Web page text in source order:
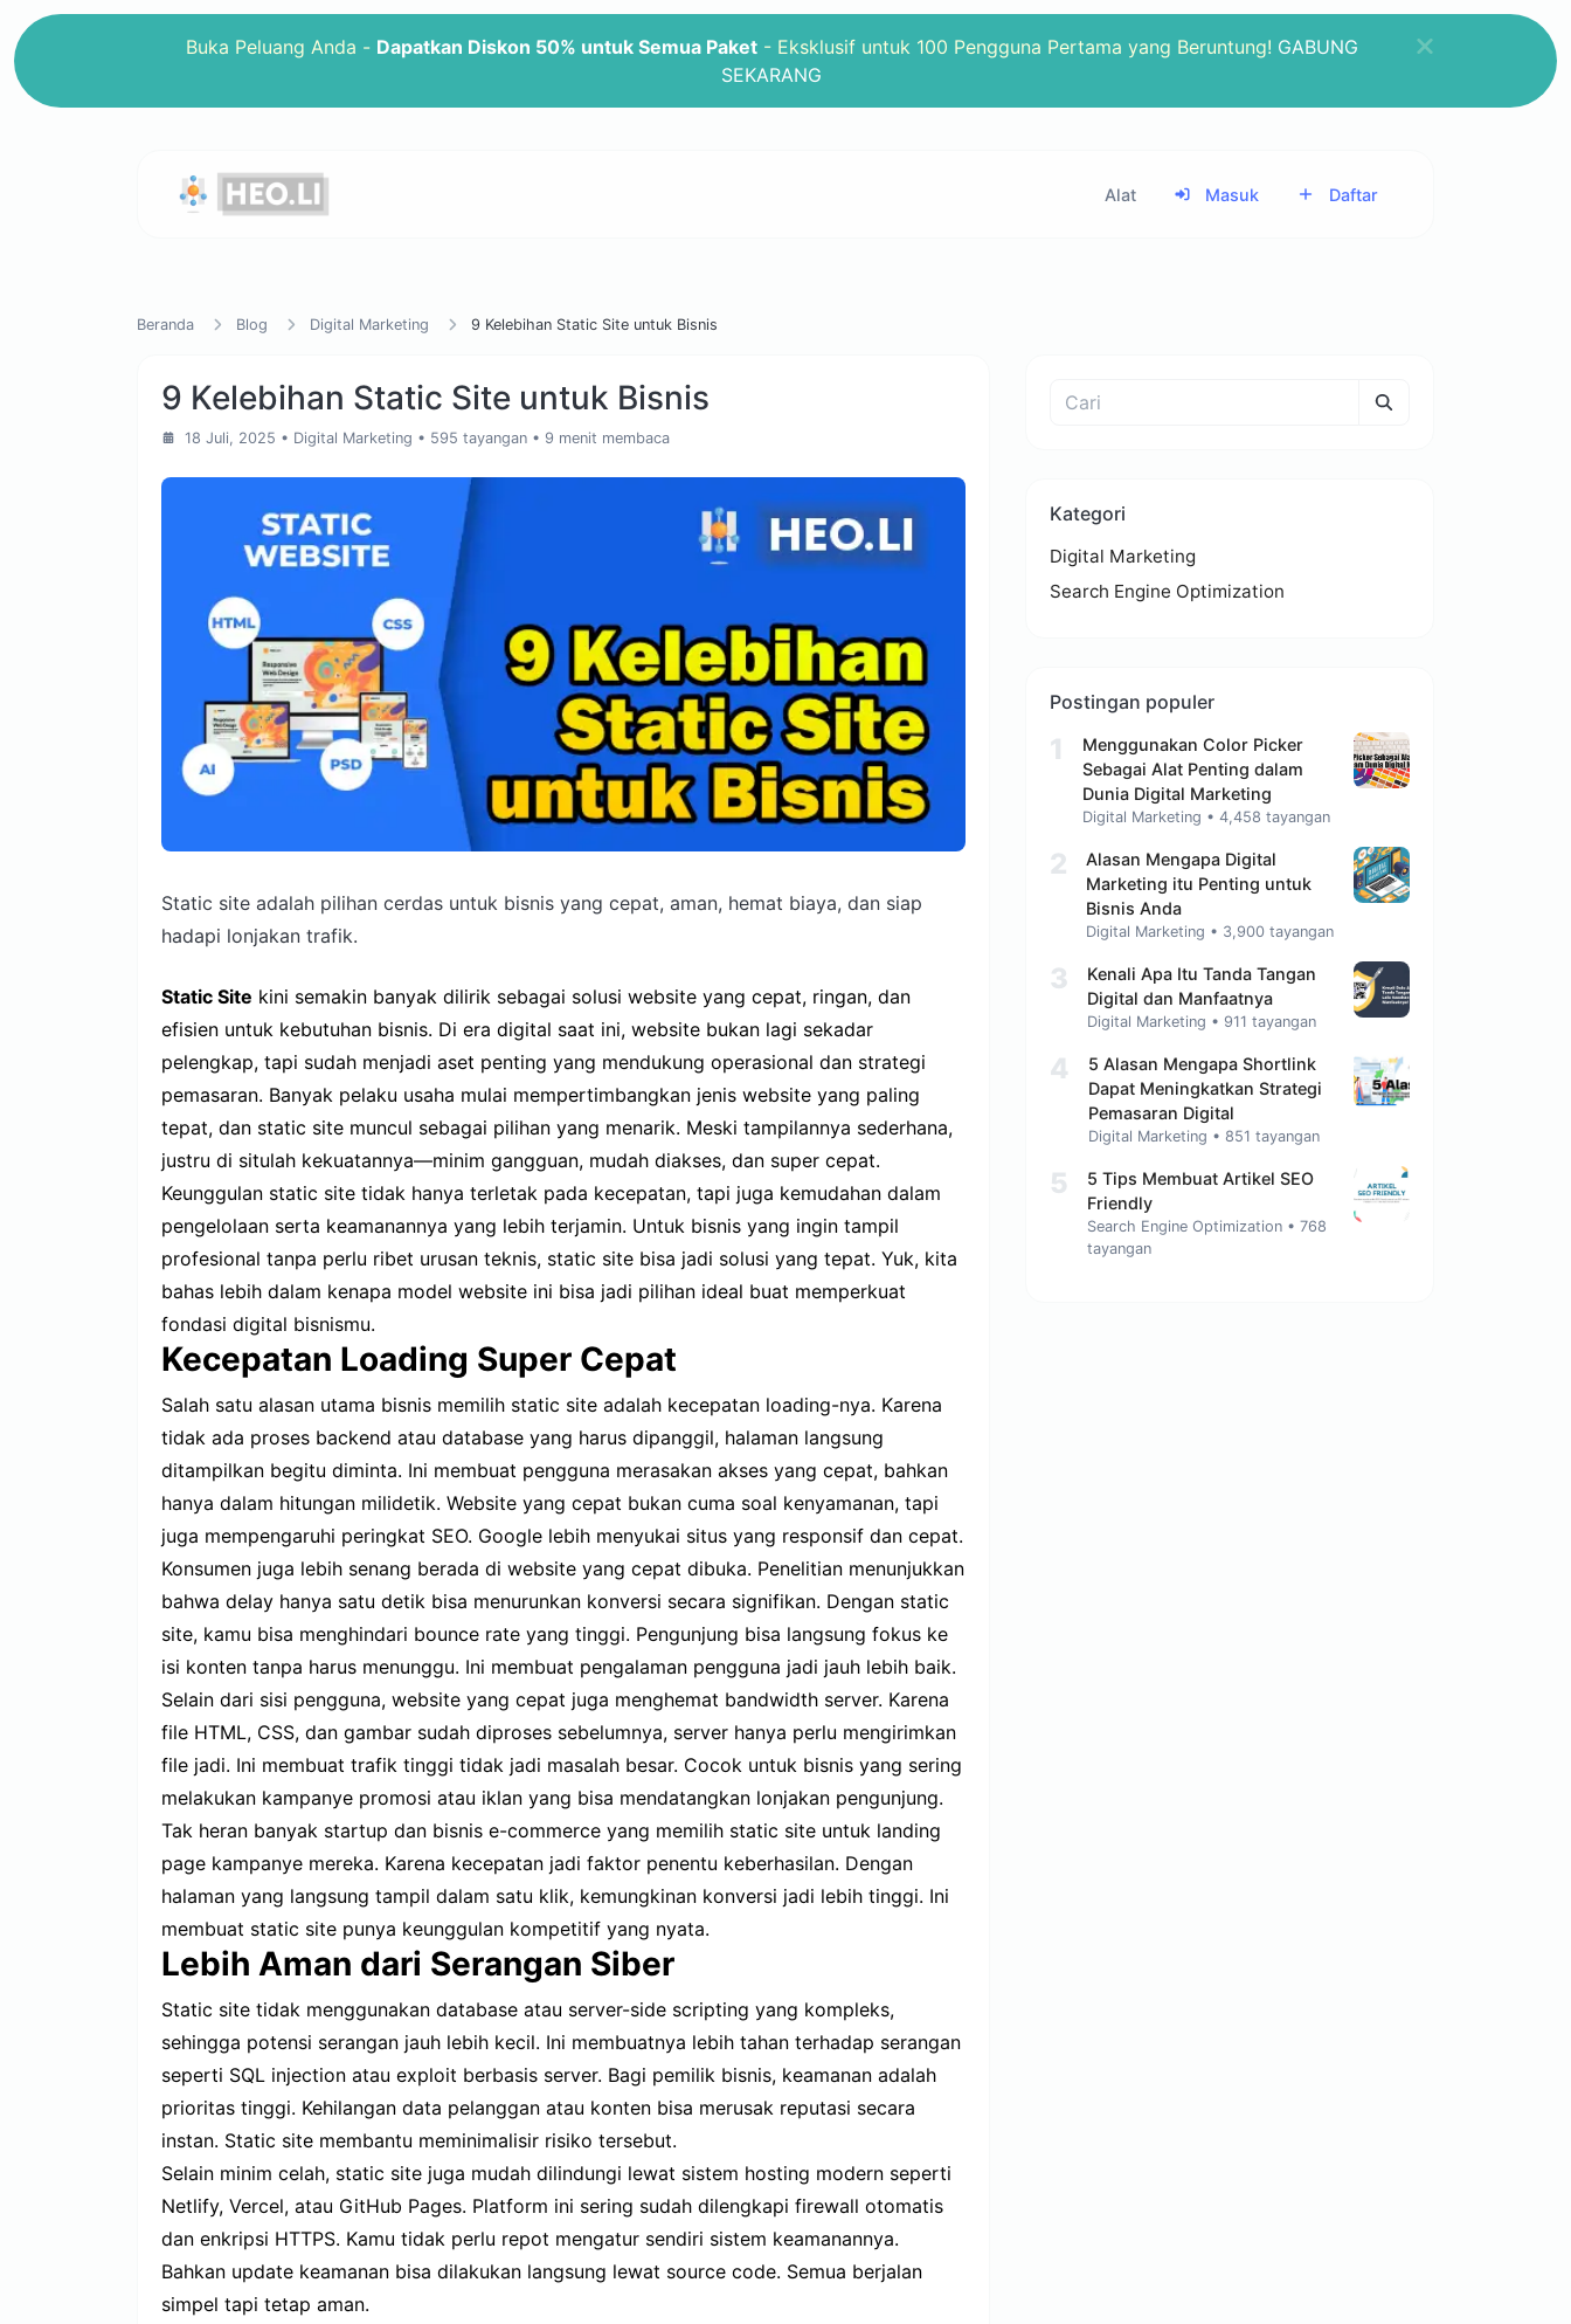
Buka Peluang Anda - Dapatkan Diskon 50% untuk Semua Paket- Eksklusif untuk 100 Pengguna Pertama yang Beruntung! GABUNG
SEKARANG
Alat Masuk Daftar
Beranda Blog Digital Marketing 9 Kelebihan Static Site untuk Bisnis
9 Kelebihan Static Site untuk Bisnis
18 Juli, 2025 • Digital Marketing • 595 tayangan • 9 menit membaca
Static site adalah pilihan cerdas untuk bisnis yang cepat, aman, hemat biaya, dan siap
hadapi lonjakan trafik.
Static Site kini semakin banyak dilirik sebagai solusi website yang cepat, ringan, dan
efisien untuk kebutuhan bisnis. Di era digital saat ini, website bukan lagi sekadar
pelengkap, tapi sudah menjadi aset penting yang mendukung operasional dan strategi
pemasaran. Banyak pelaku usaha mulai mempertimbangkan jenis website yang paling
tepat, dan static site muncul sebagai pilihan yang menarik. Meski tampilannya sederhana,
justru di situlah kekuatannya—minim gangguan, mudah diakses, dan super cepat.
Keunggulan static site tidak hanya terletak pada kecepatan, tapi juga kemudahan dalam
pengelolaan serta keamanannya yang lebih terjamin. Untuk bisnis yang ingin tampil
profesional tanpa perlu ribet urusan teknis, static site bisa jadi solusi yang tepat. Yuk, kita
bahas lebih dalam kenapa model website ini bisa jadi pilihan ideal buat memperkuat
fondasi digital bisnismu.
Kecepatan Loading Super Cepat
Salah satu alasan utama bisnis memilih static site adalah kecepatan loading-nya. Karena
tidak ada proses backend atau database yang harus dipanggil, halaman langsung
ditampilkan begitu diminta. Ini membuat pengguna merasakan akses yang cepat, bahkan
hanya dalam hitungan milidetik. Website yang cepat bukan cuma soal kenyamanan, tapi
juga mempengaruhi peringkat SEO. Google lebih menyukai situs yang responsif dan cepat.
Konsumen juga lebih senang berada di website yang cepat dibuka. Penelitian menunjukkan
bahwa delay hanya satu detik bisa menurunkan konversi secara signifikan. Dengan static
site, kamu bisa menghindari bounce rate yang tinggi. Pengunjung bisa langsung fokus ke
isi konten tanpa harus menunggu. Ini membuat pengalaman pengguna jadi jauh lebih baik.
Selain dari sisi pengguna, website yang cepat juga menghemat bandwidth server. Karena
file HTML, CSS, dan gambar sudah diproses sebelumnya, server hanya perlu mengirimkan
file jadi. Ini membuat trafik tinggi tidak jadi masalah besar. Cocok untuk bisnis yang sering
melakukan kampanye promosi atau iklan yang bisa mendatangkan lonjakan pengunjung.
Tak heran banyak startup dan bisnis e-commerce yang memilih static site untuk landing
page kampanye mereka. Karena kecepatan jadi faktor penentu keberhasilan. Dengan
halaman yang langsung tampil dalam satu klik, kemungkinan konversi jadi lebih tinggi. Ini
membuat static site punya keunggulan kompetitif yang nyata.
Lebih Aman dari Serangan Siber
Static site tidak menggunakan database atau server-side scripting yang kompleks,
sehingga potensi serangan jauh lebih kecil. Ini membuatnya lebih tahan terhadap serangan
seperti SQL injection atau exploit berbasis server. Bagi pemilik bisnis, keamanan adalah
prioritas tinggi. Kehilangan data pelanggan atau konten bisa merusak reputasi secara
instan. Static site membantu meminimalisir risiko tersebut.
Selain minim celah, static site juga mudah dilindungi lewat sistem hosting modern seperti
Netlify, Vercel, atau GitHub Pages. Platform ini sering sudah dilengkapi firewall otomatis
dan enkripsi HTTPS. Kamu tidak perlu repot mengatur sendiri sistem keamanannya.
Bahkan update keamanan bisa dilakukan langsung lewat source code. Semua berjalan
simpel tapi tetap aman.
Kategori
Digital Marketing
Search Engine Optimization
Postingan populer
1
Menggunakan Color Picker
Sebagai Alat Penting dalam
Dunia Digital Marketing
Digital Marketing • 4,458 tayangan
2
Alasan Mengapa Digital
Marketing itu Penting untuk
Bisnis Anda
Digital Marketing • 3,900 tayangan
3
Kenali Apa Itu Tanda Tangan
Digital dan Manfaatnya
Digital Marketing • 911 tayangan
4
5 Alasan Mengapa Shortlink
Dapat Meningkatkan Strategi
Pemasaran Digital
Digital Marketing • 851 tayangan
5
5 Tips Mеmbuаt Artikel SEO
Friendly
Search Engine Optimization • 768
tayangan